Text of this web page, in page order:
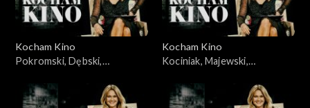
Kocham Kino
Pokromski, Dębski,
Kocham Kino
Kociniak, Majewski,